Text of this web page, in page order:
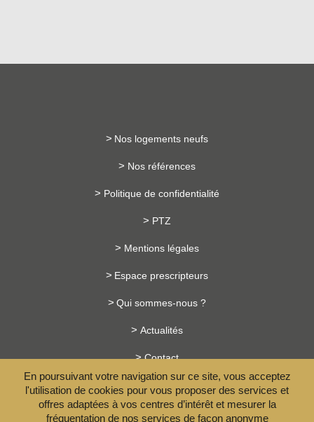
Nos logements neufs
Nos références
Politique de confidentialité
PTZ
Mentions légales
Espace prescripteurs
Qui sommes-nous ?
Actualités
Contact
Investissement loi Pinel
Les avantages du neuf
En poursuivant votre navigation sur ce site, vous acceptez
l'utilisation de cookies pour vous proposer des services et
offres adaptées à vos centres d’intérêt et mesurer la
fréquentation de nos services de façon anonyme